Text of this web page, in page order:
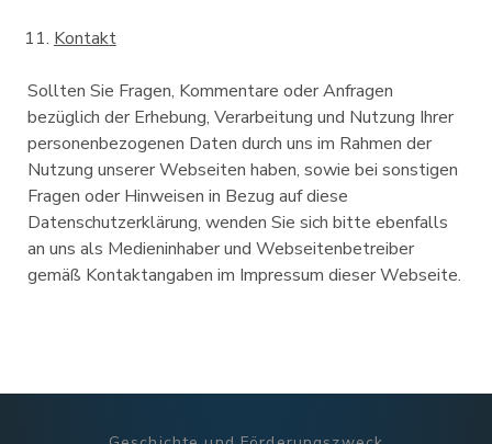
Kontakt
Sollten Sie Fragen, Kommentare oder Anfragen
bezüglich der Erhebung, Verarbeitung und Nutzung Ihrer
personenbezogenen Daten durch uns im Rahmen der
Nutzung unserer Webseiten haben, sowie bei sonstigen
Fragen oder Hinweisen in Bezug auf diese
Datenschutzerklärung, wenden Sie sich bitte ebenfalls
an uns als Medieninhaber und Webseitenbetreiber
gemäß Kontaktangaben im Impressum dieser Webseite.